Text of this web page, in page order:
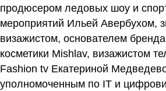
продюсером ледовых шоу и
мероприятий Ильей Авербухом,
визажистом, основателем
косметики Mishlav, визажистом
Fashion tv Екатериной
уполномоченным по IT и